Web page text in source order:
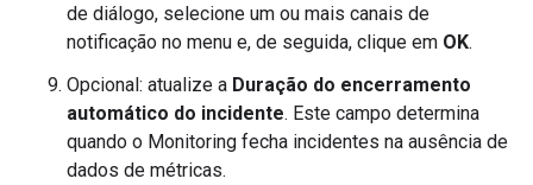
de diálogo, selecione um ou mais canais de
notificação no menu e, de seguida, clique em OK.
Opcional: atualize a Duração do encerramento
automático do incidente. Este campo determina
quando o Monitoring fecha incidentes na ausência de
dados de métricas.